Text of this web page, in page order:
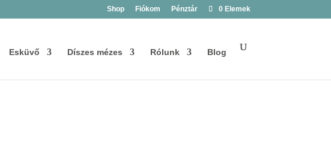
Shop Fiókom Pénztár 0 Elemek
Esküvő Díszes mézes Rólunk Blog